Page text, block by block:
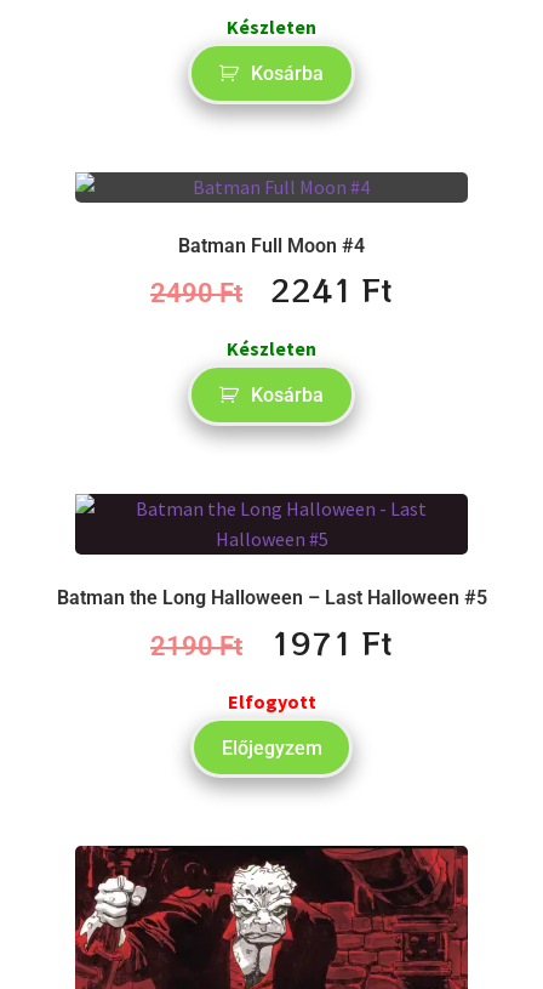
Készleten
Kosárba
Batman Full Moon #4
2490Ft 2241 Ft
Készleten
Kosárba
Batman the Long Halloween – Last Halloween #5
2190Ft 1971 Ft
Elfogyott
Előjegyzem